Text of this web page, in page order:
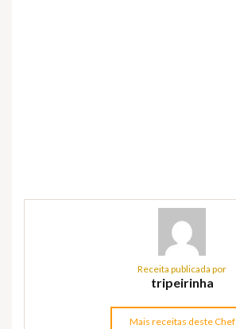
Receita publicada por
tripeirinha
Mais receitas deste Chef